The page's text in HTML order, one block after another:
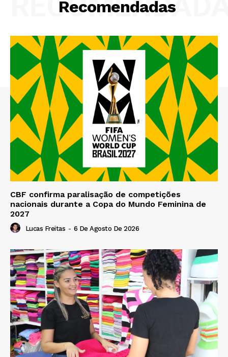
Recomendadas
CBF confirma paralisação de competições
nacionais durante a Copa do Mundo Feminina de
2027
Lucas Freitas - 6 De Agosto De 2026